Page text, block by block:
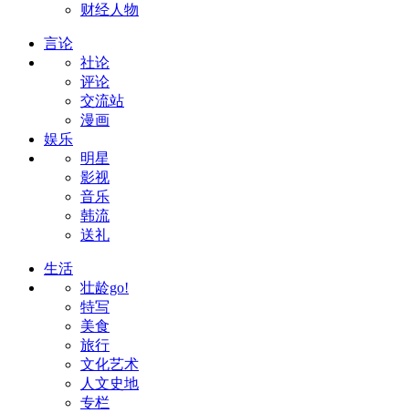
财经人物
言论
社论
评论
交流站
漫画
娱乐
明星
影视
音乐
韩流
送礼
生活
壮龄go!
特写
美食
旅行
文化艺术
人文史地
专栏